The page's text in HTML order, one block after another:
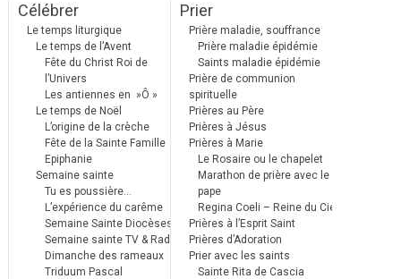
Célébrer
Le temps liturgique
Le temps de l’Avent
Fête du Christ Roi de
l’Univers
Les antiennes en »Ô »
Le temps de Noël
L’origine de la crèche
Fête de la Sainte Famille
Epiphanie
Semaine sainte
Tu es poussière…
L’expérience du carême
Semaine Sainte Diocèses
Semaine sainte TV & Radio
Dimanche des rameaux
Triduum Pascal
Prier
Prière maladie, souffrance
Prière maladie épidémie
Saints maladie épidémie
Prière de communion
spirituelle
Prières au Père
Prières à Jésus
Prières à Marie
Le Rosaire ou le chapelet
Marathon de prière avec le
pape
Regina Coeli – Reine du Ciel
Prières à l’Esprit Saint
Prières d’Adoration
Prier avec les saints
Sainte Rita de Cascia